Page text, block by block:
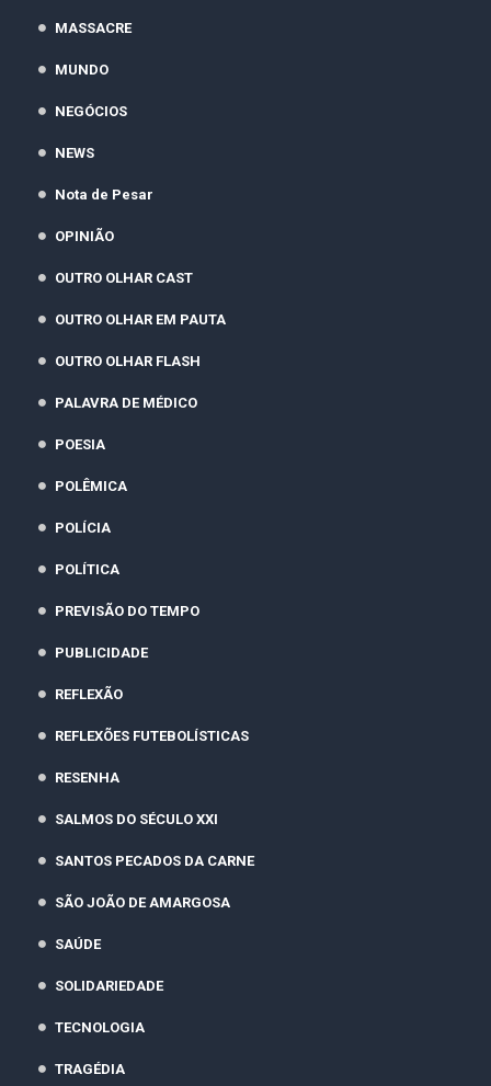
MASSACRE
MUNDO
NEGÓCIOS
NEWS
Nota de Pesar
OPINIÃO
OUTRO OLHAR CAST
OUTRO OLHAR EM PAUTA
OUTRO OLHAR FLASH
PALAVRA DE MÉDICO
POESIA
POLÊMICA
POLÍCIA
POLÍTICA
PREVISÃO DO TEMPO
PUBLICIDADE
REFLEXÃO
REFLEXÕES FUTEBOLÍSTICAS
RESENHA
SALMOS DO SÉCULO XXI
SANTOS PECADOS DA CARNE
SÃO JOÃO DE AMARGOSA
SAÚDE
SOLIDARIEDADE
TECNOLOGIA
TRAGÉDIA